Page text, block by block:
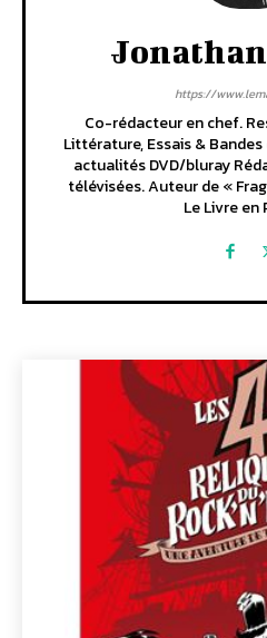
https://
Co-rédacteur en chef.
Littérature, Essais &
actualités DVD/bluray
télévisées. Auteur de «
Le Livre en